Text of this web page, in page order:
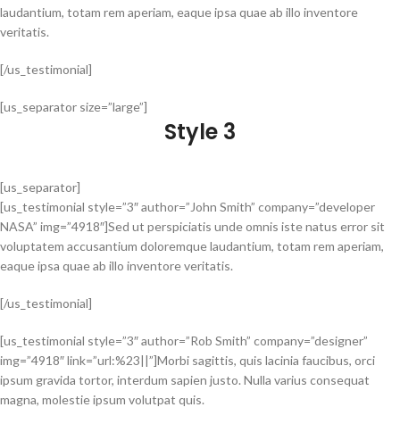
laudantium, totam rem aperiam, eaque ipsa quae ab illo inventore
veritatis.
[/us_testimonial]
[us_separator size=”large”]
Style 3
[us_separator]
[us_testimonial style=”3″ author=”John Smith” company=”developer
NASA” img=”4918″]Sed ut perspiciatis unde omnis iste natus error sit
voluptatem accusantium doloremque laudantium, totam rem aperiam,
eaque ipsa quae ab illo inventore veritatis.
[/us_testimonial]
[us_testimonial style=”3″ author=”Rob Smith” company=”designer”
img=”4918″ link=”url:%23||”]Morbi sagittis, quis lacinia faucibus, orci
ipsum gravida tortor, interdum sapien justo. Nulla varius consequat
magna, molestie ipsum volutpat quis.